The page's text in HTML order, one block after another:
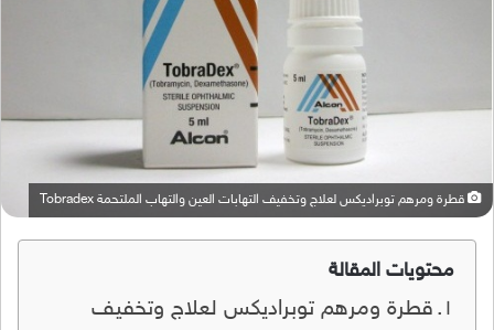
قطرة ومرهم توبراديكس لعلاج وتخفيف التهابات العين والتهاب الملتحمة Tobradex
محتويات المقالة
قطرة ومرهم توبراديكس لعلاج وتخفيف